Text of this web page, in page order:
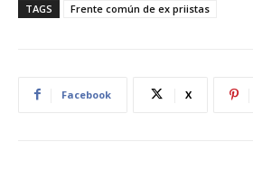
TAGS Frente común de ex priistas
Facebook X